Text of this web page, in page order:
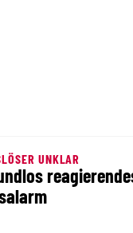
UNKLAR